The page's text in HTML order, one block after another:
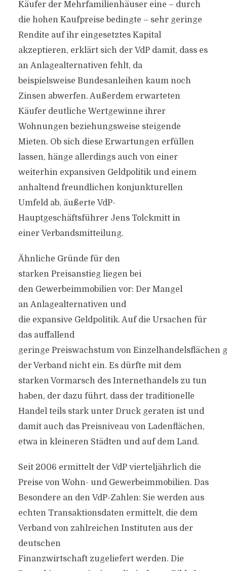
Käufer der Mehrfamilienhäuser eine – durch
die hohen Kaufpreise bedingte – sehr geringe
Rendite auf ihr eingesetztes Kapital
akzeptieren, erklärt sich der VdP damit, dass es
an Anlagealternativen fehlt, da
beispielsweise Bundesanleihen kaum noch
Zinsen abwerfen. Außerdem erwarteten
Käufer deutliche Wertgewinne ihrer
Wohnungen beziehungsweise steigende
Mieten. Ob sich diese Erwartungen erfüllen
lassen, hänge allerdings auch von einer
weiterhin expansiven Geldpolitik und einem
anhaltend freundlichen konjunkturellen
Umfeld ab, äußerte VdP-
Hauptgeschäftsführer Jens Tolckmitt in
einer Verbandsmitteilung.
Ähnliche Gründe für den
starken Preisanstieg liegen bei
den Gewerbeimmobilien vor: Der Mangel
an Anlagealternativen und
die expansive Geldpolitik. Auf die Ursachen für
das auffallend
geringe Preiswachstum von Einzelhandelsflächen
der Verband nicht ein. Es dürfte mit dem
starken Vormarsch des Internethandels zu tun
haben, der dazu führt, dass der traditionelle
Handel teils stark unter Druck geraten ist und
damit auch das Preisniveau von Ladenflächen,
etwa in kleineren Städten und auf dem Land.
Seit 2006 ermittelt der VdP vierteljährlich die
Preise von Wohn- und Gewerbeimmobilien. Das
Besondere an den VdP-Zahlen: Sie werden aus
echten Transaktionsdaten ermittelt, die dem
Verband von zahlreichen Instituten aus der
deutschen
Finanzwirtschaft zugeliefert werden. Die